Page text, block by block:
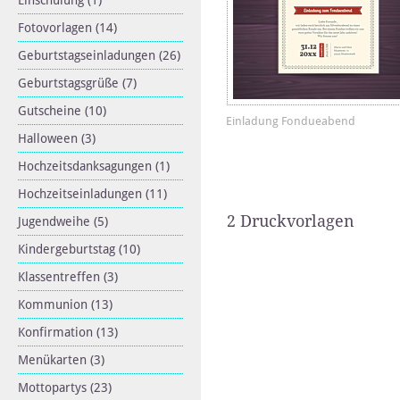
Fotovorlagen (14)
Geburtstagseinladungen (26)
Geburtstagsgrüße (7)
Gutscheine (10)
Halloween (3)
Hochzeitsdanksagungen (1)
Hochzeitseinladungen (11)
Jugendweihe (5)
Kindergeburtstag (10)
Klassentreffen (3)
Kommunion (13)
Konfirmation (13)
Menükarten (3)
Mottopartys (23)
Einladung Fondueabend
2 Druckvorlagen